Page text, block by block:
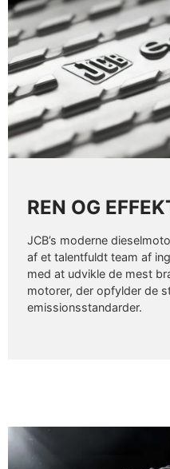
REN OG
JCB’s moderne
af et talentfuldt team af
med at udvikle de mest
motorer, der opfylder de
emissionsstandarder.